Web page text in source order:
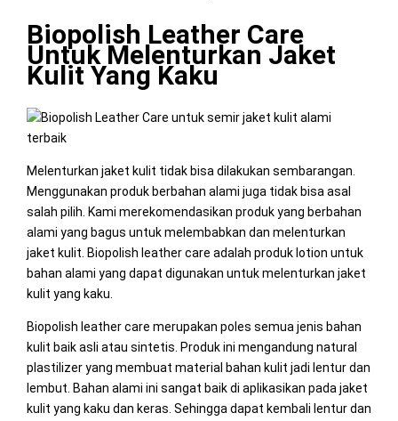
Biopolish Leather Care
Untuk Melenturkan Jaket
Kulit Yang Kaku
Melenturkan jaket kulit tidak bisa dilakukan sembarangan.
Menggunakan produk berbahan alami juga tidak bisa asal
salah pilih. Kami merekomendasikan produk yang berbahan
alami yang bagus untuk melembabkan dan melenturkan
jaket kulit. Biopolish leather care adalah produk lotion untuk
bahan alami yang dapat digunakan untuk melenturkan jaket
kulit yang kaku.
Biopolish leather care merupakan poles semua jenis bahan
kulit baik asli atau sintetis. Produk ini mengandung natural
plastilizer yang membuat material bahan kulit jadi lentur dan
lembut. Bahan alami ini sangat baik di aplikasikan pada jaket
kulit yang kaku dan keras. Sehingga dapat kembali lentur dan